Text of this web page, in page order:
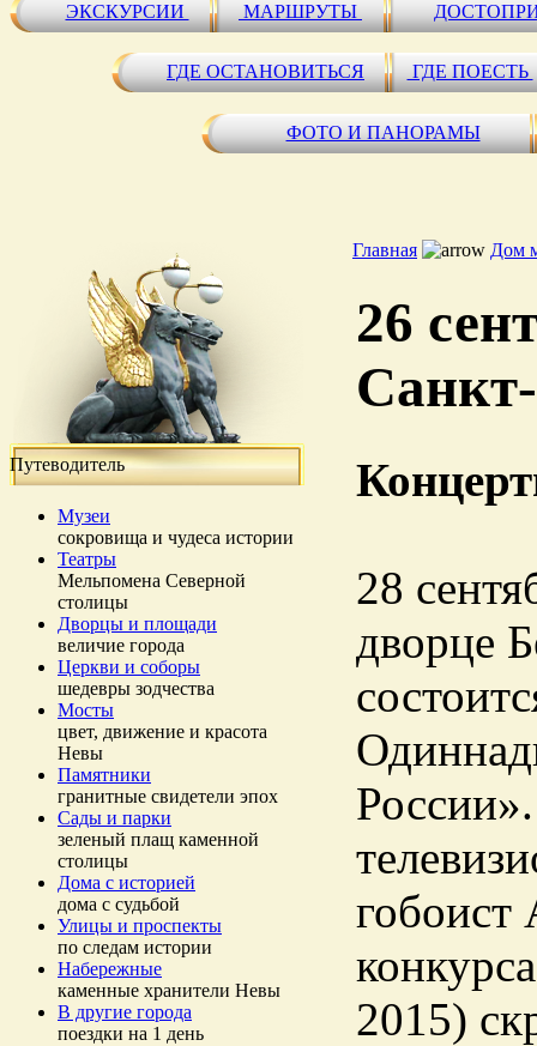
ЭКСКУРСИИ МАРШРУТЫ
ГДЕ ОСТАНОВИТЬСЯ ГДЕ ПОЕСТЬ
ФОТО И ПАНОРАМЫ
Путеводитель
Музеи
сокровища и чудеса истории
Театры
Мельпомена Северной
столицы
Дворцы и площади
величие города
Церкви и соборы
шедевры зодчества
Мосты
цвет, движение и красота
Невы
Памятники
гранитные свидетели эпох
Сады и парки
зеленый плащ каменной
столицы
Дома с историей
дома с судьбой
Улицы и проспекты
по следам истории
Набережные
каменные хранители Невы
В другие города
поездки на 1 день
Главная Дом
26
28
дворце
гобоист
2015)